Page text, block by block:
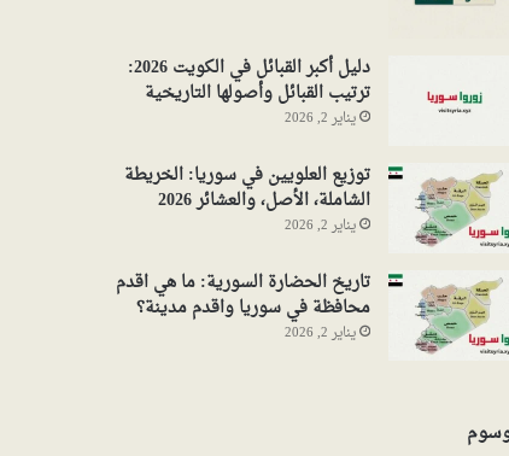
دليل أكبر القبائل في الكويت 2026:
ترتيب القبائل وأصولها التاريخية
يناير 2, 2026
توزيع العلويين في سوريا: الخريطة
الشاملة، الأصل، والعشائر 2026
يناير 2, 2026
تاريخ الحضارة السورية: ما هي اقدم
محافظة في سوريا واقدم مدينة؟
يناير 2, 2026